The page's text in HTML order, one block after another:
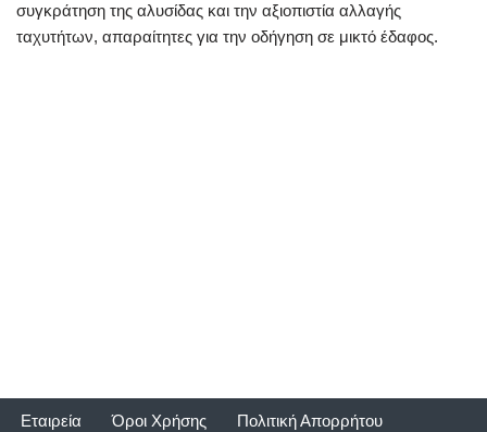
συγκράτηση της αλυσίδας και την αξιοπιστία αλλαγής
ταχυτήτων, απαραίτητες για την οδήγηση σε μικτό έδαφος.
Εταιρεία Όροι Χρήσης Πολιτική Απορρήτου